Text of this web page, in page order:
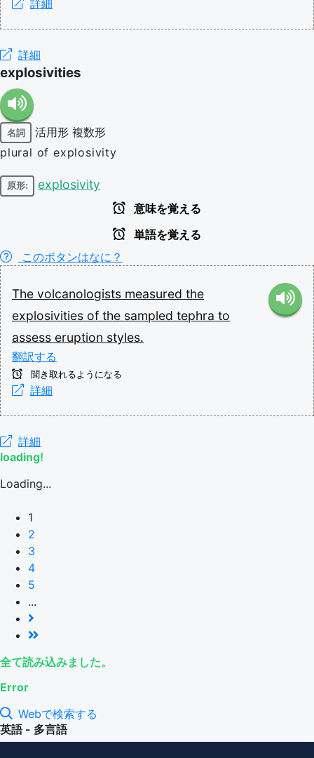
詳細
詳細
explosivities
名詞 活用形 複数形
plural of explosivity
原形: explosivity
意味を覚える
単語を覚える
このボタンはなに？
The volcanologists measured the
explosivities of the sampled tephra to
assess eruption styles.
翻訳する
聞き取れるようになる
詳細
詳細
loading!
Loading...
1
2
3
4
5
...
全て読み込みました。
Error
Webで検索する
英語 - 多言語